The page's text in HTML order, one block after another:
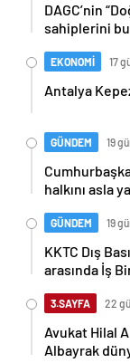
DAGC’nin
sahiplerini
EKONOMİ 17
Antalya
GÜNDEM 19
halkını asla
GÜNDEM 19
KKTC Dış
arasında İş
3.SAYFA 22
Avukat Hilal
Albayrak